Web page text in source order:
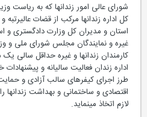
شورای عالی امور زندانها که به ریاست
کل اداره زندانها مرکب از قضات عالیرتبه
استان و مدیران کل وزارت دادگستری و
غیره و نمایندگان مجلس شورای ملی و
کارمندان زندانها و غیره حداقل سالی یک
اداره زندان فعالیت سالیانه و
طرز اجرای کیفرهای سالب آزادی و حمایت
اقتصادی و ساختمانی و بهداشت زندانها را
لازم اتخاذ مینماید.